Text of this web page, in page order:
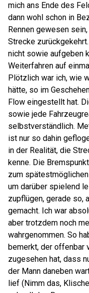
mich ans Ende des
dann wohl schon in
Rennen gewesen
Strecke
nicht sowie aufgeben
Weiterfahren auf
Plötzlich war ich, wie
hätte, so im
Flow eingestellt hat.
sowie jede
selbstverständlich.
ist nur so dahin
in der Realität, die
kenne. Die
zum
um darüber spielend
zupflügen, gerade so,
gemacht. Ich war
aber trotzdem noch
wahrgenommen. So
bemerkt, der offenbar
zugesehen hat, dass
der Mann daneben
lief (Nimm das,